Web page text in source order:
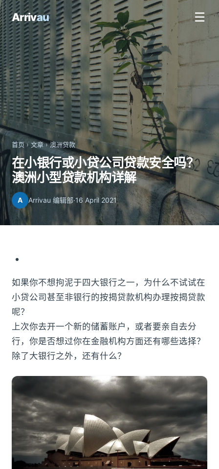
Arrivau ☰
首页›文章›澳洲贷款
在小银行或小贷公司贷款安全吗？
澳洲小型贷款机构详解
A Arrivau 编辑部·16 April 2021
如果你不想拘泥于四大银行之一，为什么不试试在
小贷公司甚至非银行的按揭贷款机构办理按揭贷款
呢？
上次你去开一个新的储蓄账户，或者要亲自去分
行，你是否想过你在金融机构方面还有哪些选择？
除了大银行之外，还有什么？